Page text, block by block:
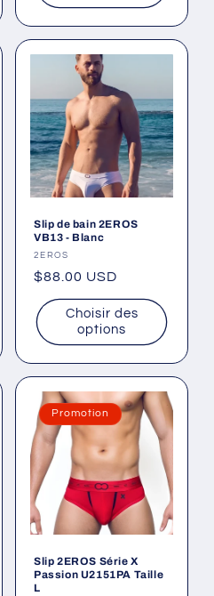
Slip de bain 2EROS
VB13 - Blanc
Fournisseur :
2EROS
Prix
habituel
$88.00 USD
Choisir des
options
Promotion
Slip 2EROS Série X
Passion U2151PA Taille
L